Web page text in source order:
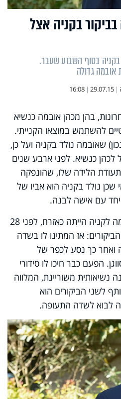
בקניה אצל
בסוף השבוע שעבר.
גדולה
|
29.07.15
|
16:08
בהן מכהן אובמה כנשיא
להשתמש במוצאו הקנייתי.
שאובמה נולד בקניה ועל כן,
לכהן כנשיא. לפני ארבע שנים
הלידה שלו, שהונפקה
שכן נולד בקניה הוא אביו של
עם אישה לבנה.
הפעם הקודמת שהגיע אובמה לקניה הייתה כאזרח, לפני 28
אז המתינו לו בשדה
ואחר כך נסע לכפר של
הפעם כבר חיכו לו סידורי
נשיאותית משוריינת, המלווה
לשני הביקורים הוא
לבוא לשדה התעופה.